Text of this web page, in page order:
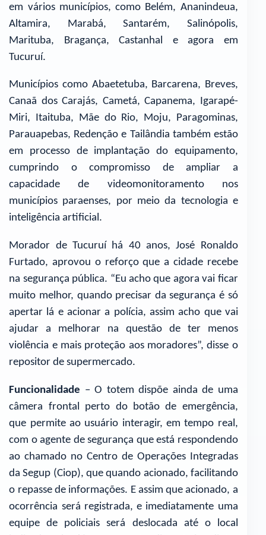
em vários municípios, como Belém, Ananindeua,
Altamira, Marabá, Santarém, Salinópolis,
Marituba, Bragança, Castanhal e agora em
Tucuruí.
Municípios como Abaetetuba, Barcarena, Breves,
Canaã dos Carajás, Cametá, Capanema, Igarapé-
Miri, Itaituba, Mãe do Rio, Moju, Paragominas,
Parauapebas, Redenção e Tailândia também estão
em processo de implantação do equipamento,
cumprindo o compromisso de ampliar a
capacidade de videomonitoramento nos
municípios paraenses, por meio da tecnologia e
inteligência artificial.
Morador de Tucuruí há 40 anos, José Ronaldo
Furtado, aprovou o reforço que a cidade recebe
na segurança pública. “Eu acho que agora vai ficar
muito melhor, quando precisar da segurança é só
apertar lá e acionar a polícia, assim acho que vai
ajudar a melhorar na questão de ter menos
violência e mais proteção aos moradores”, disse o
repositor de supermercado.
Funcionalidade – O totem dispõe ainda de uma
câmera frontal perto do botão de emergência,
que permite ao usuário interagir, em tempo real,
com o agente de segurança que está respondendo
ao chamado no Centro de Operações Integradas
da Segup (Ciop), que quando acionado, facilitando
o repasse de informações. E assim que acionado, a
ocorrência será registrada, e imediatamente uma
equipe de policiais será deslocada até o local